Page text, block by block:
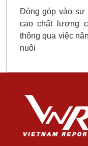
Đóng góp vào sự
cao chất lượng
thông qua việc
nuôi